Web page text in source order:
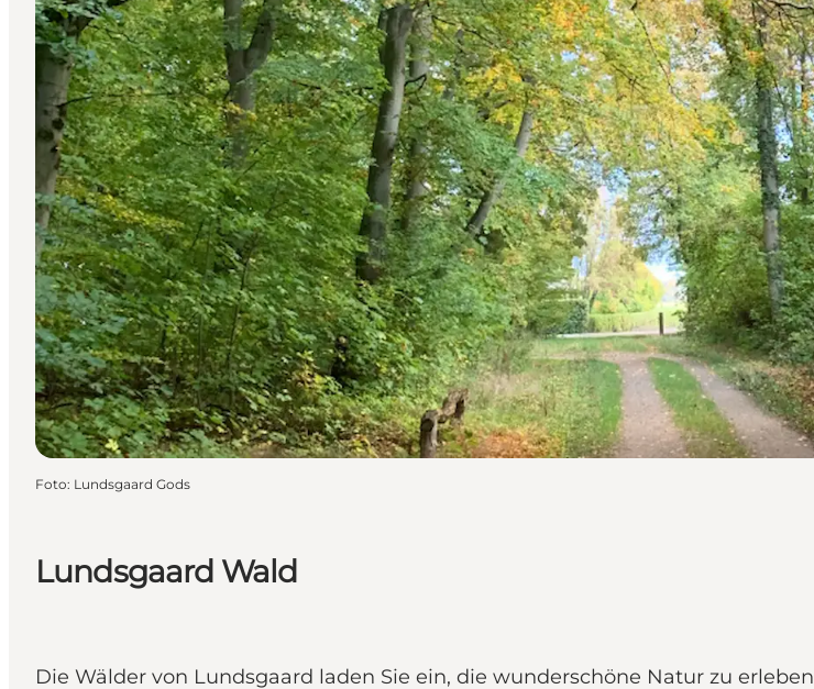
Reiseplanung
Veranstaltungen
Lundsgaard Wald
Die Wälder von Lundsgaard laden Sie ein, die wunderschöne Natur zu erleben
Foto: Lundsgaard Gods